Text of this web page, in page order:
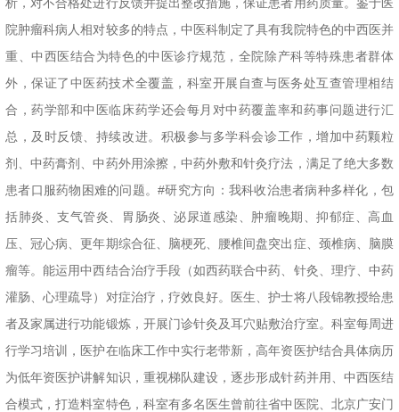
院肿瘤科病人相对较多的特点，中医科制定了具有我院特色的中西医并
重、中西医结合为特色的中医诊疗规范，全院除产科等特殊患者群体
外，保证了中医药技术全覆盖，科室开展自查与医务处互查管理相结
合，药学部和中医临床药学还会每月对中药覆盖率和药事问题进行汇
总，及时反馈、持续改进。积极参与多学科会诊工作，增加中药颗粒
剂、中药膏剂、中药外用涂擦，中药外敷和针灸疗法，满足了绝大多数
患者口服药物困难的问题。#研究方向：我科收治患者病种多样化，包
括肺炎、支气管炎、胃肠炎、泌尿道感染、肿瘤晚期、抑郁症、高血
压、冠心病、更年期综合征、脑梗死、腰椎间盘突出症、颈椎病、脑膜
瘤等。能运用中西结合治疗手段（如西药联合中药、针灸、理疗、中药
灌肠、心理疏导）对症治疗，疗效良好。医生、护士将八段锦教授给患
者及家属进行功能锻炼，开展门诊针灸及耳穴贴敷治疗室。科室每周进
行学习培训，医护在临床工作中实行老带新，高年资医护结合具体病历
为低年资医护讲解知识，重视梯队建设，逐步形成针药并用、中西医结
合模式，打造料室特色，科室有多名医生曾前往省中医院、北京广安门